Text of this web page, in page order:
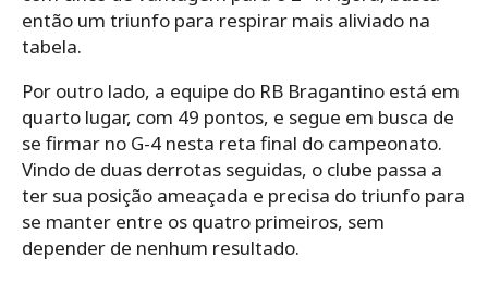
então um triunfo para respirar mais aliviado na
tabela.
Por outro lado, a equipe do RB Bragantino está em
quarto lugar, com 49 pontos, e segue em busca de
se firmar no G-4 nesta reta final do campeonato.
Vindo de duas derrotas seguidas, o clube passa a
ter sua posição ameaçada e precisa do triunfo para
se manter entre os quatro primeiros, sem
depender de nenhum resultado.